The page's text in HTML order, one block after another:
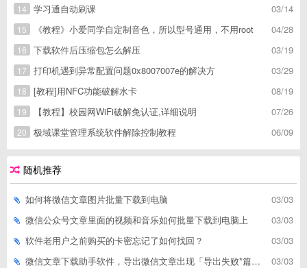
03/14
14
学习通自动刷课
04/28
15
《教程》小爱同学自定制音色，所以型号通用，不用root
03/19
16
下载软件后压缩包怎么解压
03/29
17
打印机遇到异常配置问题0x8007007e的解决方
08/19
18
[教程]用NFC功能破解水卡
07/26
19
【教程】校园网WiFi破解免认证,详细说明
06/09
20 极域课堂管理系统软件解除控制教程
随机推荐
03/03
如何将微信文章图片批量下载到电脑
03/03
微信公众号文章里面的视频和音乐如何批量下载到电脑上
03/03
软件老用户之前购买的卡密忘记了如何找回？
03/03
微信文章下载助手软件，导出微信文章出现「导出失败*篇」如何解决